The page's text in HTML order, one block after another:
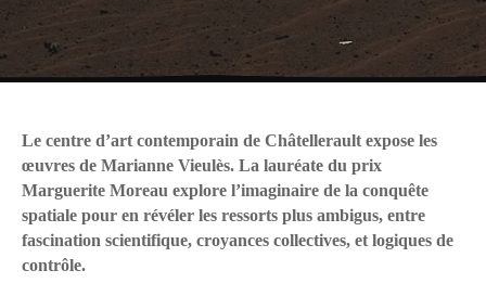
Le centre d’art contemporain de Châtellerault expose les
œuvres de Marianne Vieulès. La lauréate du prix
Marguerite Moreau explore l’imaginaire de la conquête
spatiale pour en révéler les ressorts plus ambigus, entre
fascination scientifique, croyances collectives, et logiques de
contrôle.